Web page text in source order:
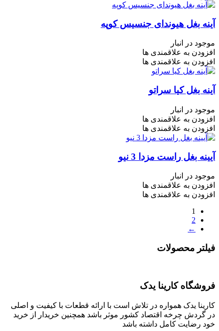
آینه بغل هیوندای جنسیس کوپه
موجود در انبار
افزودن به علاقمندی ها
افزودن به علاقمندی ها
آینه بغل کیا سراتو
موجود در انبار
افزودن به علاقمندی ها
افزودن به علاقمندی ها
آیینه بغل راست مزدا 3 نیو
موجود در انبار
افزودن به علاقمندی ها
افزودن به علاقمندی ها
1
2
←
فیلتر محصولات
فروشگاه کارینا یدک
کارینا یدک همواره در تلاش است با ارائه قطعات با کیفیت و اصلی
در گردش چرخه اقتصاد کشور موثر باشد همچنین خریدار از خرید
خود رضایت کامل داشته باشد